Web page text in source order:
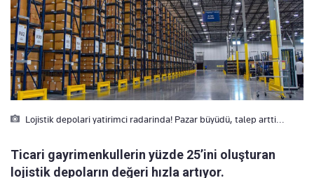
Lojistik depolari yatirimci radarinda! Pazar büyüdü, talep artti...
Ticari gayrimenkullerin yüzde 25’ini oluşturan
lojistik depoların değeri hızla artıyor.